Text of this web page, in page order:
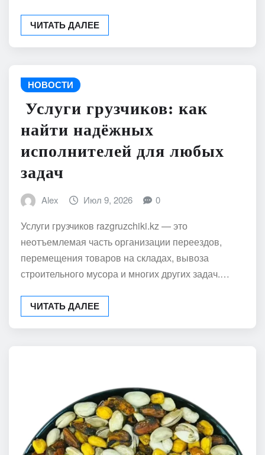
ЧИТАТЬ ДАЛЕЕ
НОВОСТИ
Услуги грузчиков: как
найти надёжных
исполнителей для любых
задач
Alex Июл 9, 2026 0
Услуги грузчиков razgruzchiki.kz — это
неотъемлемая часть организации переездов,
перемещения товаров на складах, вывоза
строительного мусора и многих других задач.…
ЧИТАТЬ ДАЛЕЕ